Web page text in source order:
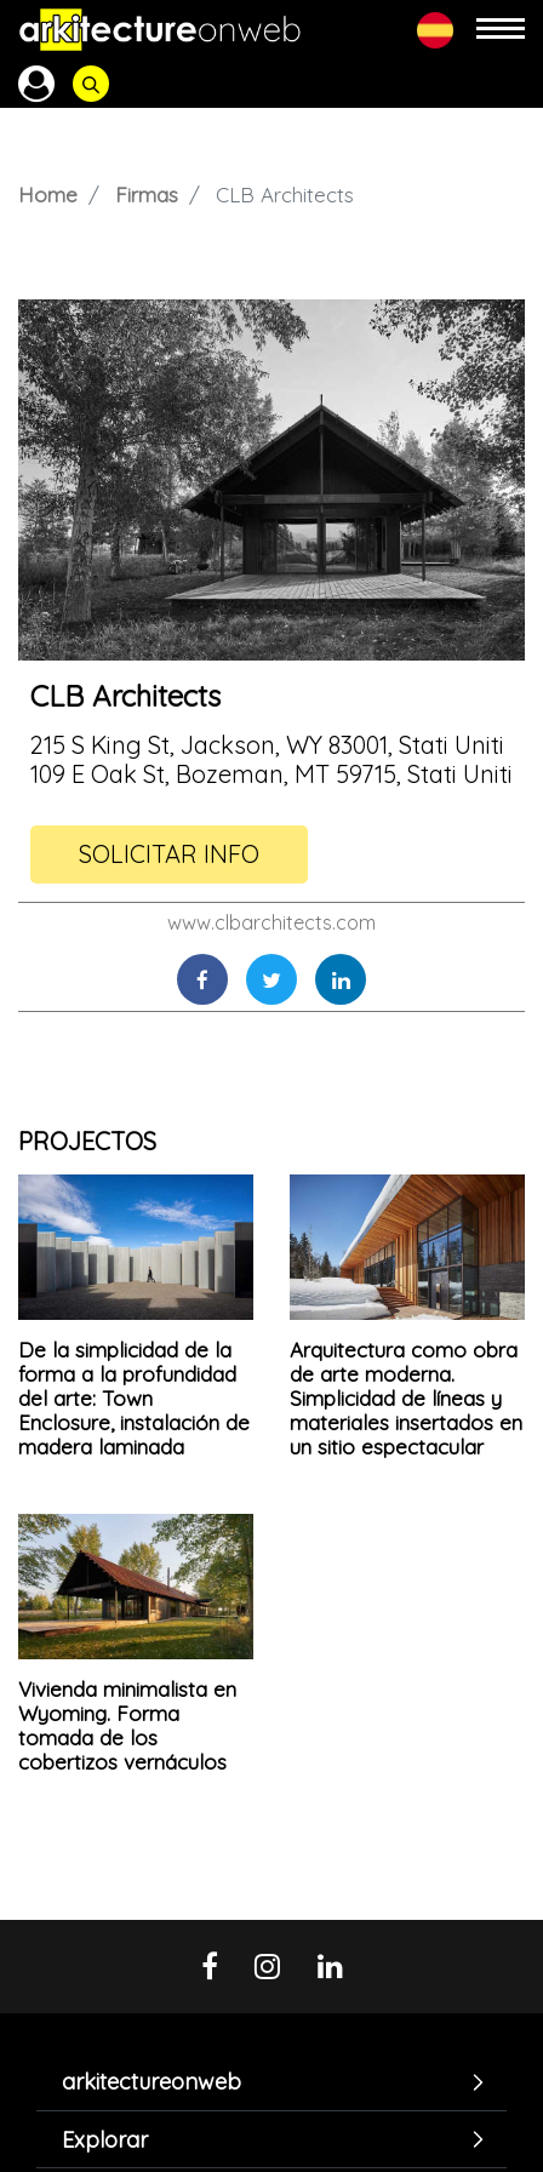
Home Firmas CLB Architects
CLB Architects
215 S King St, Jackson, WY 83001, Stati Uniti
109 E Oak St, Bozeman, MT 59715, Stati Uniti
SOLICITAR INFO
www.clbarchitects.com
PROJECTOS
De la simplicidad de la
forma a la profundidad
del arte: Town
Enclosure, instalación de
madera laminada
Arquitectura como obra
de arte moderna.
Simplicidad de líneas y
materiales insertados en
un sitio espectacular
Vivienda minimalista en
Wyoming. Forma
tomada de los
cobertizos vernáculos
arkitectureonweb
Explorar